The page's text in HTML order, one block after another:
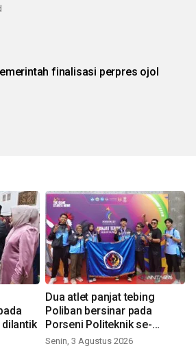
finalisasi perpres ojol
Dua atlet panjat tebing
Poliban bersinar pada
Porseni Politeknik se-
Indonesia 2026
Senin, 3 Agustus 2026